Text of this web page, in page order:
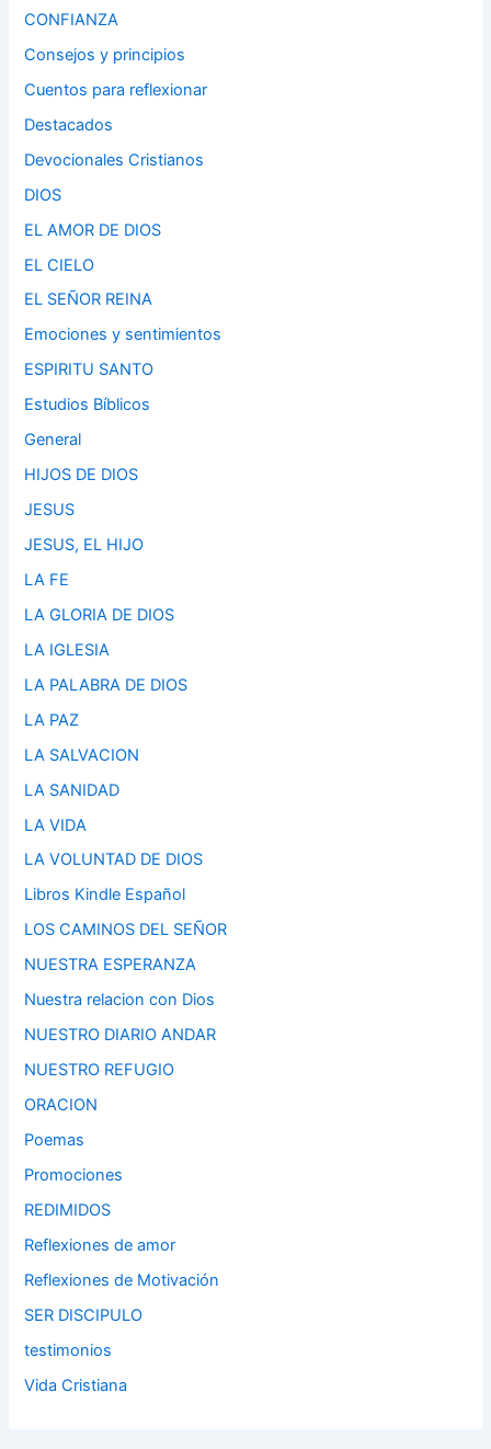
CONFIANZA
Consejos y principios
Cuentos para reflexionar
Destacados
Devocionales Cristianos
DIOS
EL AMOR DE DIOS
EL CIELO
EL SEÑOR REINA
Emociones y sentimientos
ESPIRITU SANTO
Estudios Bíblicos
General
HIJOS DE DIOS
JESUS
JESUS, EL HIJO
LA FE
LA GLORIA DE DIOS
LA IGLESIA
LA PALABRA DE DIOS
LA PAZ
LA SALVACION
LA SANIDAD
LA VIDA
LA VOLUNTAD DE DIOS
Libros Kindle Español
LOS CAMINOS DEL SEÑOR
NUESTRA ESPERANZA
Nuestra relacion con Dios
NUESTRO DIARIO ANDAR
NUESTRO REFUGIO
ORACION
Poemas
Promociones
REDIMIDOS
Reflexiones de amor
Reflexiones de Motivación
SER DISCIPULO
testimonios
Vida Cristiana